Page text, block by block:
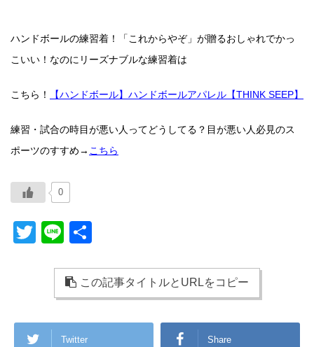
ハンドボールの練習着！「これからやぞ」が贈るおしゃれでかっ
こいい！なのにリーズナブルな練習着は
こちら！ 【ハンドボール】ハンドボールアパレル【THINK SEEP】
練習・試合の時目が悪い人ってどうしてる？目が悪い人必見のス
ポーツのすすめ→ こちら
0
T
er
Li
e この記事タイトルとURLをコピー
Twitter Share